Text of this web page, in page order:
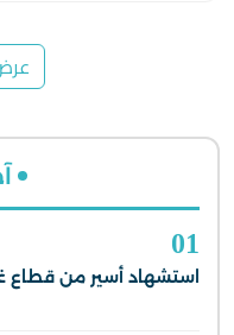
01
استشهاد أسير من قطاع